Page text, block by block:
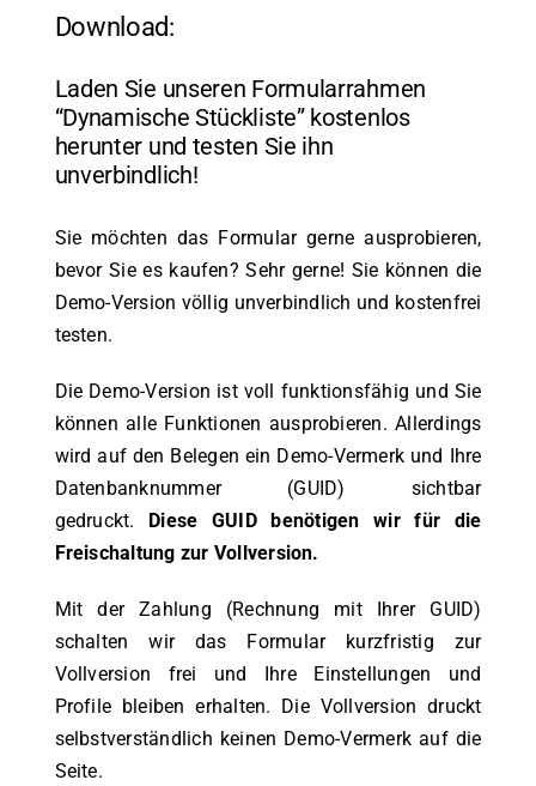
Download:
Laden Sie unseren Formularrahmen
“Dynamische Stückliste” kostenlos
herunter und testen Sie ihn
unverbindlich!
Sie möchten das Formular gerne ausprobieren,
bevor Sie es kaufen? Sehr gerne! Sie können die
Demo-Version völlig unverbindlich und kostenfrei
testen.
Die Demo-Version ist voll funktionsfähig und Sie
können alle Funktionen ausprobieren. Allerdings
wird auf den Belegen ein Demo-Vermerk und Ihre
Datenbanknummer (GUID) sichtbar
gedruckt. Diese GUID benötigen wir für die
Freischaltung zur Vollversion.
Mit der Zahlung (Rechnung mit Ihrer GUID)
schalten wir das Formular kurzfristig zur
Vollversion frei und Ihre Einstellungen und
Profile bleiben erhalten. Die Vollversion druckt
selbstverständlich keinen Demo-Vermerk auf die
Seite.